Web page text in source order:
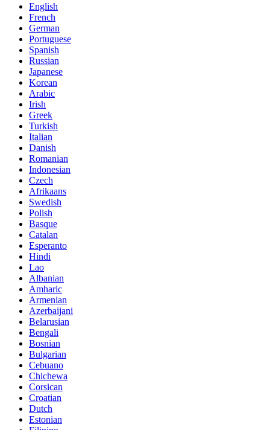
English
French
German
Portuguese
Spanish
Russian
Japanese
Korean
Arabic
Irish
Greek
Turkish
Italian
Danish
Romanian
Indonesian
Czech
Afrikaans
Swedish
Polish
Basque
Catalan
Esperanto
Hindi
Lao
Albanian
Amharic
Armenian
Azerbaijani
Belarusian
Bengali
Bosnian
Bulgarian
Cebuano
Chichewa
Corsican
Croatian
Dutch
Estonian